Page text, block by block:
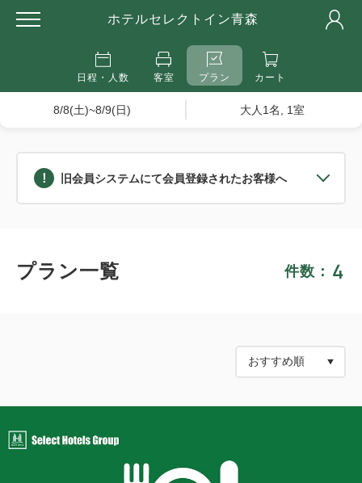
ホテルセレクトイン青森
日程・人数 客室 プラン カート
8/8(土)~8/9(日) 大人1名, 1室
旧会員システムにて会員登録されたお客様へ
プラン一覧 件数： 4